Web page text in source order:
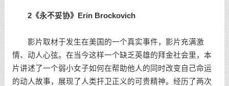
2《永不妥协》Erin Brockovich
影片取材于发生在美国的一个真实事件，影片充满激
情、动人心弦。在当今这样一个缺乏英雄的拜金社会里，本
片讲述了一个弱小女子如何在帮助他人的同时改变自己命运
的动人故事，展现了人类扞卫正义的可贵精神。经历了两次